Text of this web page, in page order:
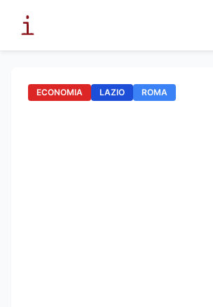
ECONOMIA LAZIO ROMA